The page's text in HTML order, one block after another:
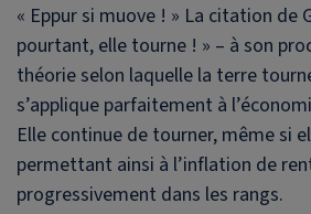
« Eppur si muove ! » La citation de
pourtant, elle tourne ! » – à son
théorie selon laquelle la terre
s’applique parfaitement à
Elle continue de tourner, même si
permettant ainsi à l’inflation de
progressivement dans les rangs.